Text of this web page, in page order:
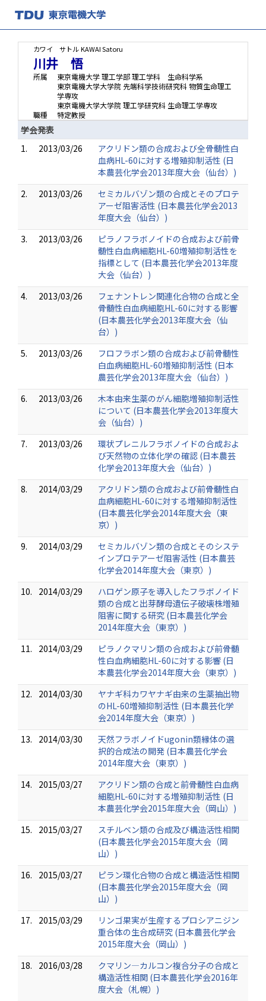
カワイ サトルKAWAI Satoru
川井 悟
所属
東京電機大学 理工学部 理工学科 生命科学系
東京電機大学大学院 先端科学技術研究科 物質生命理工
学専攻
東京電機大学大学院 理工学研究科 生命理工学専攻
職種
特定教授
学会発表
1.
2013/03/26
アクリドン類の合成および全骨髄性白
血病HL-60に対する増殖抑制活性 (日
本農芸化学会2013年度大会（仙台）)
2.
2013/03/26
セミカルバゾン類の合成とそのプロテ
アーゼ阻害活性 (日本農芸化学会2013
年度大会（仙台）)
3.
2013/03/26
ピラノフラボノイドの合成および前骨
髄性白血病細胞HL-60増殖抑制活性を
指標として (日本農芸化学会2013年度
大会（仙台）)
4.
2013/03/26
フェナントレン関連化合物の合成と全
骨髄性白血病細胞HL-60に対する影響
(日本農芸化学会2013年度大会（仙
台）)
5.
2013/03/26
フロフラボン類の合成および前骨髄性
白血病細胞HL-60増殖抑制活性 (日本
農芸化学会2013年度大会（仙台）)
6.
2013/03/26
木本由来生薬のがん細胞増殖抑制活性
について (日本農芸化学会2013年度大
会（仙台）)
7.
2013/03/26
環状プレニルフラボノイドの合成およ
び天然物の立体化学の確認 (日本農芸
化学会2013年度大会（仙台）)
8.
2014/03/29
アクリドン類の合成および前骨髄性白
血病細胞HL-60に対する増殖抑制活性
(日本農芸化学会2014年度大会（東
京）)
9.
2014/03/29
セミカルバゾン類の合成とそのシステ
インプロテアーゼ阻害活性 (日本農芸
化学会2014年度大会（東京）)
10.
2014/03/29
ハロゲン原子を導入したフラボノイド
類の合成と出芽酵母遺伝子破壊株増殖
阻害に関する研究 (日本農芸化学会
2014年度大会（東京）)
11.
2014/03/29
ピラノクマリン類の合成および前骨髄
性白血病細胞HL-60に対する影響 (日
本農芸化学会2014年度大会（東京）)
12.
2014/03/30
ヤナギ科カワヤナギ由来の生薬抽出物
のHL-60増殖抑制活性 (日本農芸化学
会2014年度大会（東京）)
13.
2014/03/30
天然フラボノイドugonin類縁体の選
択的合成法の開発 (日本農芸化学会
2014年度大会（東京）)
14.
2015/03/27
アクリドン類の合成と前骨髄性白血病
細胞HL-60に対する増殖抑制活性 (日
本農芸化学会2015年度大会（岡山）)
15.
2015/03/27
スチルベン類の合成及び構造活性相関
(日本農芸化学会2015年度大会（岡
山）)
16.
2015/03/27
ピラン環化合物の合成と構造活性相関
(日本農芸化学会2015年度大会（岡
山）)
17.
2015/03/29
リンゴ果実が生産するプロシアニジン
重合体の生合成研究 (日本農芸化学会
2015年度大会（岡山）)
18.
2016/03/28
クマリン―カルコン複合分子の合成と
構造活性相関 (日本農芸化学会2016年
度大会（札幌）)